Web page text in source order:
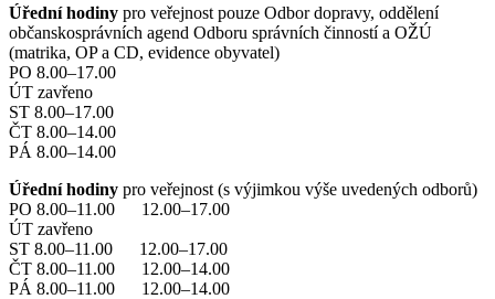
Úřední hodiny pro veřejnost pouze Odbor dopravy, oddělení
občanskosprávních agend Odboru správních činností a OŽÚ
(matrika, OP a CD, evidence obyvatel)
PO 8.00–17.00
ÚT zavřeno
ST 8.00–17.00
ČT 8.00–14.00
PÁ 8.00–14.00
Úřední hodiny pro veřejnost (s výjimkou výše uvedených odborů)
PO 8.00–11.00 12.00–17.00
ÚT zavřeno
ST 8.00–11.00 12.00–17.00
ČT 8.00–11.00 12.00–14.00
PÁ 8.00–11.00 12.00–14.00